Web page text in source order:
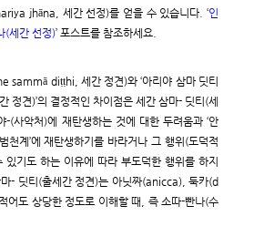
jhāna, 세간 선정)를 얻을 수 있습니다. ‘인
(세간 선정)’ 포스트를 참조하세요.
sammā diṭṭhi, 세간 정견)와 ‘아리야 삼마 딧티
견)’의 결정적인 차이점은 세간 삼마- 딧티(세
-(사악처)에 재탄생하는 것에 대한 두려움과 ‘안
천계’에 재탄생하기를 바라거나 그 행위(도덕적
기도 하는 이유에 따라 부도덕한 행위를 하지
- 딧티(출세간 정견)는 아닛짜(anicca), 둑카(d
도 상당한 정도로 이해할 때, 즉 소따-빤나(수